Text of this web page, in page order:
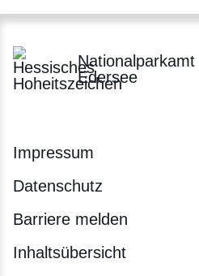
Edersee
Impressum
Datenschutz
Barriere melden
Inhaltsübersicht